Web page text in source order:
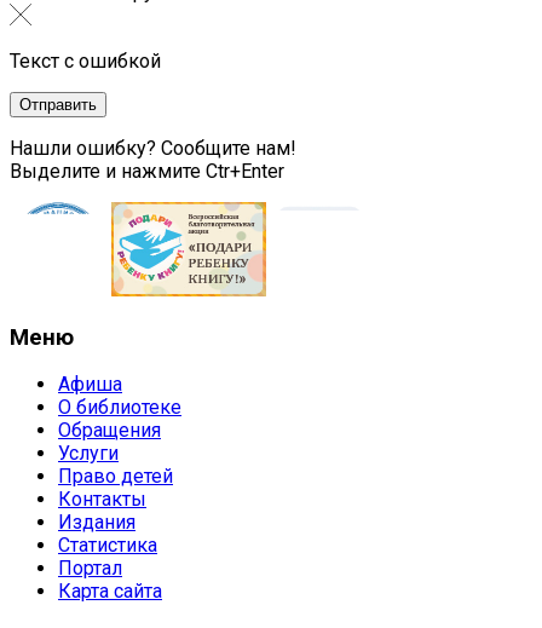
Текст с ошибкой
Нашли ошибку? Сообщите нам!
Выделите и нажмите Ctr+Enter
Меню
Афиша
О библиотеке
Обращения
Услуги
Право детей
Контакты
Издания
Статистика
Портал
Карта сайта